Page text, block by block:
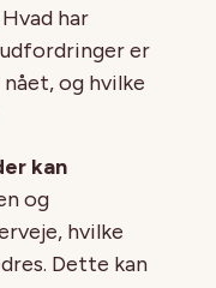
har
er
og hvilke
kan
og
hvilke
Dette kan